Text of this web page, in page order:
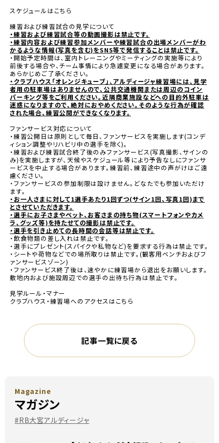
スケジュールはこちら
練習および練習試合の見学について
・練習および練習試合等の動画撮影は禁止です。
・練習内容および練習参加メンバーや練習試合の出場メンバーがわ
かるような情報(写真を含む)をSNS等で発信することは禁止です。
・開始予定時間は、室内トレーニングやミーティングの実施等により
前後する場合や、チーム事情により急遽変更になる場合があります。
あらかじめご了承ください。
・クラブハウス「オレンジキューブ」、アルディージャ練習場には、見学
者用の駐車場はありませんので、公共交通機関または周辺のコイン
パーキング等をご利用ください。近隣商業施設などへの目的外駐車は
迷惑になりますので、絶対におやめください。そのような行為が確認
された場合、練習公開ができなくなります。
ファンサービス対応について
・練習公開日は原則として毎日、ファンサービスを実施します(コンデ
ィション調整やリハビリ中の選手を除く)。
・練習および練習試合終了後のみファンサービス(写真撮影、サインの
み)を実施しますが、天候やスケジュール等により予告なしにファンサ
ービスを中止する場合があります。練習前、練習途中の声がけはご遠
慮ください。
・ファンサービスの参加制限は設けません。どなたでも参加いただけ
ます。
・お一人さまに対して1選手あたり1回ずつ(サイン1回、写真1回)まで
とさせていただきます。
・選手にお子さまやペット、お客さまの持ち物(スマートフォンやカメ
ラ、グッズ等)を持たせての撮影は禁止です。
・選手を引き止めての長時間の会話等は禁止です。
・飲食物類の差し入れは禁止です。
・選手にプレゼント(スパイクや私物など)を要求する行為は禁止です。
・シートや荷物などでの場所取りは禁止です。(観客用ベンチおよびフ
ァンサービスゾーン)
・ファンサービス終了後は、速やかに練習場から退出をお願いします。
敷地内および施設周辺での選手の出待ち行為は禁止です。
見学ルール・マナー
クラブハウス・練習場へのアクセスはこちら
記事一覧に戻る
Magazine
マガジン
#RB大宮アルディージャ